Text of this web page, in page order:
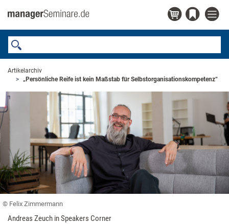
Artikelarchiv
„Persönliche Reife ist kein Maßstab für Selbstorganisationskompetenz“
© Felix Zimmermann
Andreas Zeuch in Speakers Corner